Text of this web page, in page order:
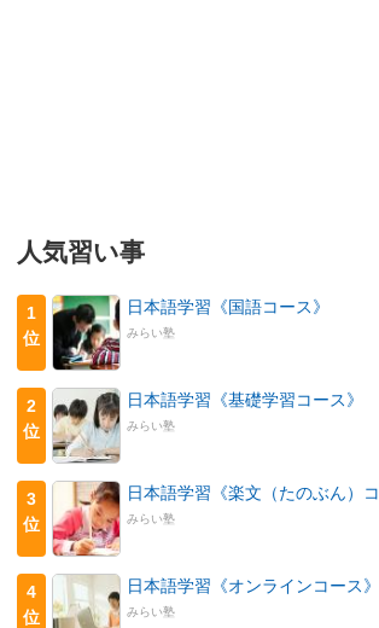
人気習い事
1
位
日本語学習《国語コース》
みらい塾
2
位
日本語学習《基礎学習コース》
みらい塾
3
位
日本語学習《楽文（たのぶん）コ
みらい塾
4
位
日本語学習《オンラインコース》
みらい塾